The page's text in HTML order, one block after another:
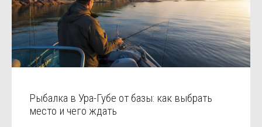
Рыбалка в Ура-Губе от базы: как выбрать
место и чего ждать